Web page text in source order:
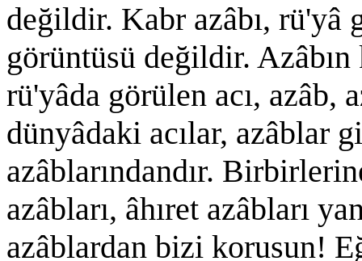
değildir. Kabr azâbı, rü'yâ
görüntüsü değildir.
rü'yâda görülen acı, azâb,
dünyâdaki acılar, azâblar
azâblarındandır.
azâbları, âhıret azâbları
azâblardan bizi korusun!